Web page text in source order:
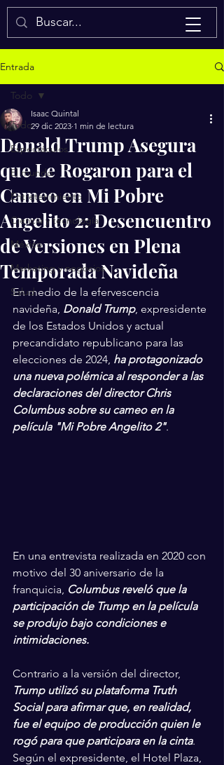
Isaac Quintal
Entrada
Todo
Espectáculos
El mundo
Entretenimiento
Ciencia y tecnología
México
Marketing y negocios
Salud
Todo
Donald Trump Asegura
que Le Rogaron para el
Cameo en Mi Pobre
Angelito 2: Desencuentro
de Versiones en Plena
Temporada Navideña
Isaac Quintal
29 dic 2023 1 min de lectura
En medio de la efervescencia
navideña, Donald Trump, expresidente
de los Estados Unidos y actual
precandidato republicano para las
elecciones de 2024, ha protagonizado
una nueva polémica al responder a las
declaraciones del director Chris
Columbus sobre su cameo en la
película "Mi Pobre Angelito 2".
En una entrevista realizada en 2020 con
motivo del 30 aniversario de la
franquicia, Columbus reveló que la
participación de Trump en la película
se produjo bajo condiciones e
intimidaciones.
Contrario a la versión del director,
Trump utilizó su plataforma Truth
Social para afirmar que, en realidad,
fue el equipo de producción quien le
rogó para que participara en la cinta.
Según el expresidente, el Hotel Plaza,